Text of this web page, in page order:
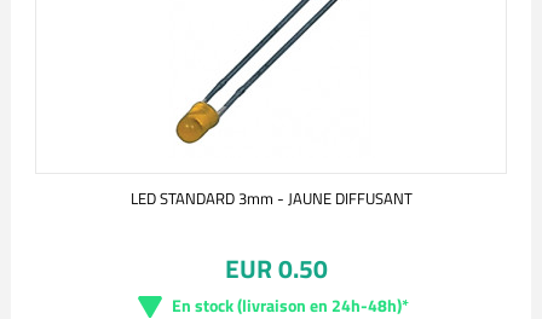
LED STANDARD 3mm - JAUNE DIFFUSANT
EUR 0.50
En stock (livraison en 24h-48h)*